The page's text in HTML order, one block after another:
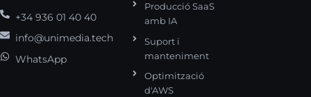
+34 936 01 40 40
info@unimedia.tech
WhatsApp
Producció SaaS
amb IA
Suport i
manteniment
Optimització
d'AWS